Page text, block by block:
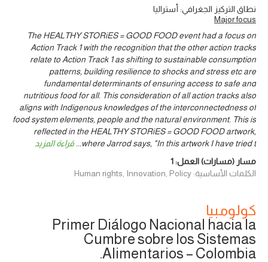
نطاق التركيز الجغرافي: أستراليا
Major focus
The HEALTHY STORiES = GOOD FOOD event had a focus on
Action Track 1 with the recognition that the other action tracks
relate to Action Track 1 as shifting to sustainable consumption
patterns, building resilience to shocks and stress etc are
fundamental determinants of ensuring access to safe and
nutritious food for all. This consideration of all action tracks also
aligns with Indigenous knowledges of the interconnectedness of
food system elements, people and the natural environment. This is
reflected in the HEALTHY STORiES = GOOD FOOD artwork,
where Jarrod says, "In this artwork I have tried t
... قراءة المزيد
مسار (مسارات) العمل:1
الكلمات الأساسية: Human rights, Innovation, Policy
كولومبيا
Primer Diálogo Nacional hacia la
Cumbre sobre los Sistemas
Alimentarios – Colombia.